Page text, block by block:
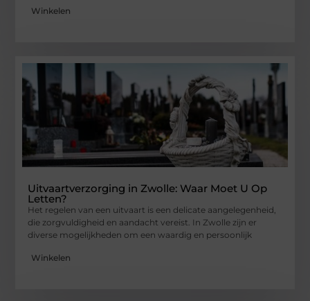
Winkelen
Uitvaartverzorging in Zwolle: Waar Moet U Op
Letten?
Het regelen van een uitvaart is een delicate aangelegenheid,
die zorgvuldigheid en aandacht vereist. In Zwolle zijn er
diverse mogelijkheden om een waardig en persoonlijk
Winkelen